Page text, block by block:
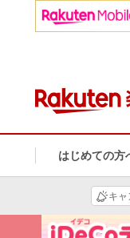
はじめての方
キャ